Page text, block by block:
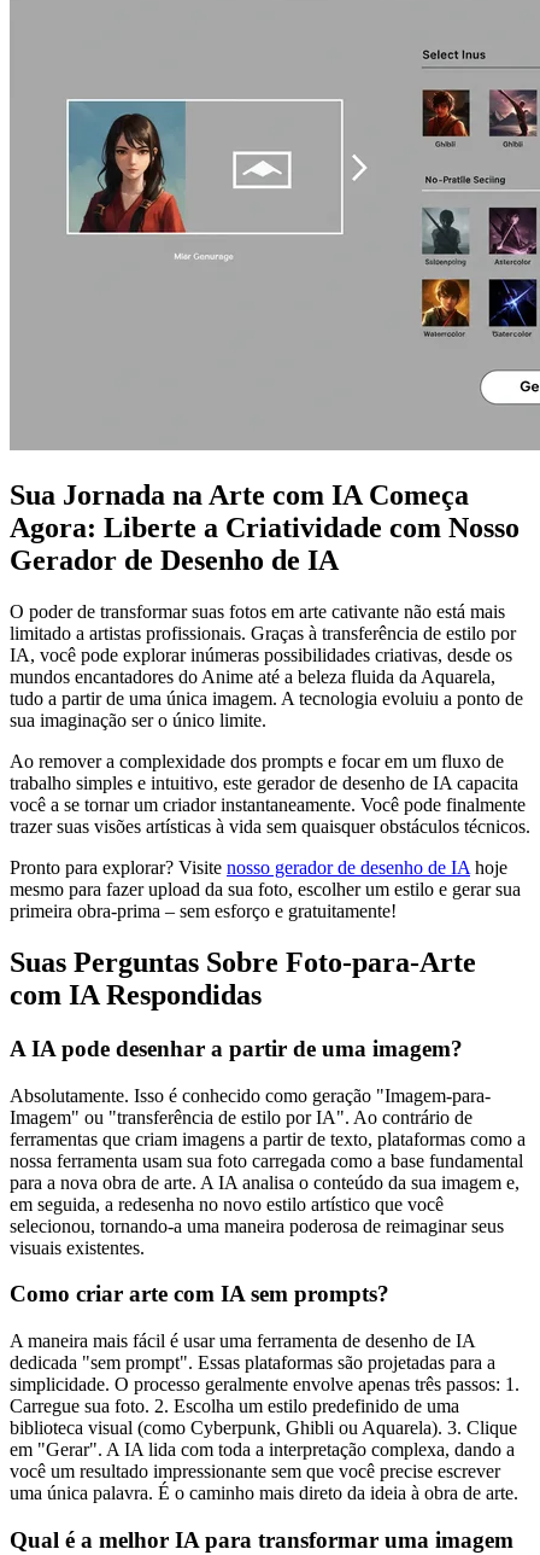
Sua Jornada na Arte com IA Começa
Agora: Liberte a Criatividade com Nosso
Gerador de Desenho de IA
O poder de transformar suas fotos em arte cativante não está mais
limitado a artistas profissionais. Graças à transferência de estilo por
IA, você pode explorar inúmeras possibilidades criativas, desde os
mundos encantadores do Anime até a beleza fluida da Aquarela,
tudo a partir de uma única imagem. A tecnologia evoluiu a ponto de
sua imaginação ser o único limite.
Ao remover a complexidade dos prompts e focar em um fluxo de
trabalho simples e intuitivo, este gerador de desenho de IA capacita
você a se tornar um criador instantaneamente. Você pode finalmente
trazer suas visões artísticas à vida sem quaisquer obstáculos técnicos.
Pronto para explorar? Visite nosso gerador de desenho de IA hoje
mesmo para fazer upload da sua foto, escolher um estilo e gerar sua
primeira obra-prima – sem esforço e gratuitamente!
Suas Perguntas Sobre Foto-para-Arte
com IA Respondidas
A IA pode desenhar a partir de uma imagem?
Absolutamente. Isso é conhecido como geração "Imagem-para-
Imagem" ou "transferência de estilo por IA". Ao contrário de
ferramentas que criam imagens a partir de texto, plataformas como a
nossa ferramenta usam sua foto carregada como a base fundamental
para a nova obra de arte. A IA analisa o conteúdo da sua imagem e,
em seguida, a redesenha no novo estilo artístico que você
selecionou, tornando-a uma maneira poderosa de reimaginar seus
visuais existentes.
Como criar arte com IA sem prompts?
A maneira mais fácil é usar uma ferramenta de desenho de IA
dedicada "sem prompt". Essas plataformas são projetadas para a
simplicidade. O processo geralmente envolve apenas três passos: 1.
Carregue sua foto. 2. Escolha um estilo predefinido de uma
biblioteca visual (como Cyberpunk, Ghibli ou Aquarela). 3. Clique
em "Gerar". A IA lida com toda a interpretação complexa, dando a
você um resultado impressionante sem que você precise escrever
uma única palavra. É o caminho mais direto da ideia à obra de arte.
Qual é a melhor IA para transformar uma imagem